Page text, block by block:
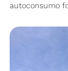
autoconsumo